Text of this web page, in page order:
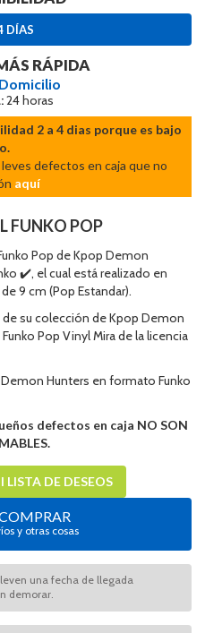
DÍAS
RÁPIDA
24 horas
2 a 4 dias porque es bajo
defectos en caja que no
aquí
FUNKO POP
Pop de Kpop Demon
✔️, el cual está realizado en
9 cm (Pop Estandar).
de su colección de Kpop Demon
Pop Vinyl Mira de la licencia
Hunters en formato Funko
defectos en caja NO SON
DE DESEOS
y otras cosas
una fecha de llegada
demorar.